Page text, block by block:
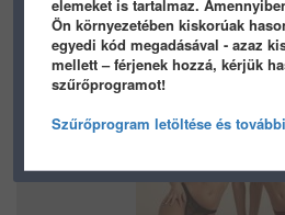
elemeket is tartalmaz.
Ön környezetében kiskorúak
egyedi kód megadásával - azaz
mellett – férjenek hozzá, kérjük
szűrőprogramot!
Szűrőprogram letöltése és